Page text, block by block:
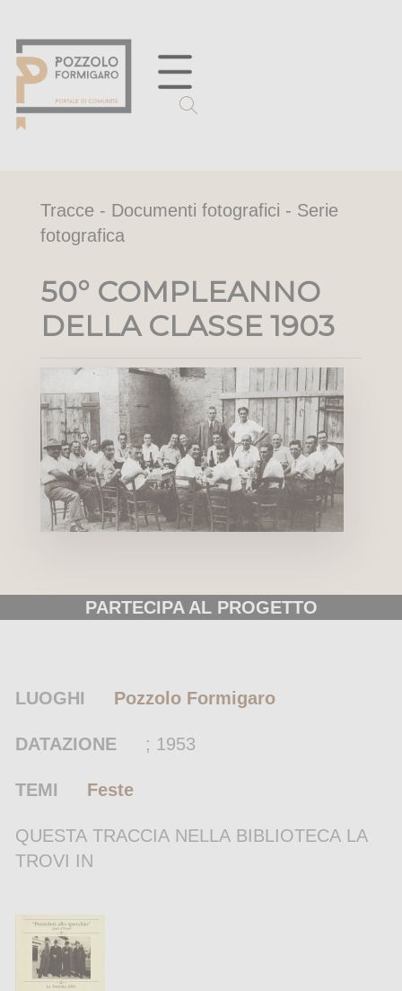
Tracce - Documenti fotografici - Serie
fotografica
50° COMPLEANNO
DELLA CLASSE 1903
PARTECIPA AL PROGETTO
LUOGHI Pozzolo Formigaro
DATAZIONE ; 1953
TEMI Feste
QUESTA TRACCIA NELLA BIBLIOTECA LA
TROVI IN